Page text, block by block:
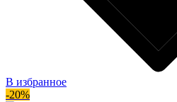
В избранное
-20%